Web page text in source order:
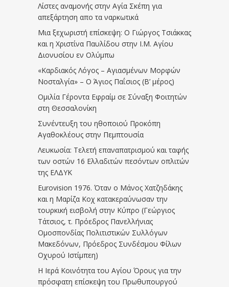
Λίστες αναμονής στην Αγία Σκέπη για
απεξάρτηση απο τα ναρκωτικά
Μια ξεχωριστή επίσκεψη: Ο Γιώργος Τσιάκκας
και η Χριστίνα Παυλίδου στην Ι.Μ. Αγίου
Διονυσίου εν Ολύμπω
«Καρδιακός Λόγος – Αγιασμένων Μορφών
Νοσταλγία» – Ο Άγιος Παΐσιος (Β’ μέρος)
Ομιλία Γέροντα Εφραίμ σε Σύναξη Φοιτητών
στη Θεσσαλονίκη
Συνέντευξη του ηθοποιού Προκόπη
Αγαθοκλέους στην Πεμπτουσία
Λευκωσία: Τελετή επαναπατρισμού και ταφής
των οστών 16 Ελλαδιτών πεσόντων οπλιτών
της ΕΛΔΥΚ
Eurovision 1976. Όταν ο Μάνος Χατζηδάκης
και η Μαρίζα Κοχ κατακεραύνωσαν την
τουρκική εισβολή στην Κύπρο (Γεώργιος
Τάτσιος, τ. Πρόεδρος Πανελλήνιας
Ομοσπονδίας Πολιτιστικών Συλλόγων
Μακεδόνων, Πρόεδρος Συνδέσμου Φίλων
Οχυρού Ιστίμπεη)
Η Ιερά Κοινότητα του Αγίου Όρους για την
πρόσφατη επίσκεψη του Πρωθυπουργού